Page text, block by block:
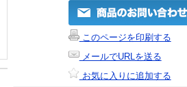
このページを印刷する
メールでURLを送る
お気に入りに追加する